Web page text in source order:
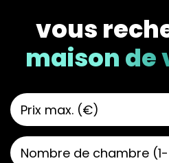
vous
maison de